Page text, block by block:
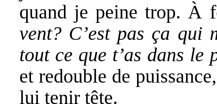
quand je peine trop. À
vent? C’est pas ça qui
tout ce que t’as dans le
et redouble de
lui tenir tête.